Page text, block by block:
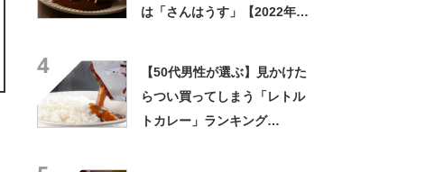
は「さんはうす」【2022年11
4
【50代男性が選ぶ】見かけた
らつい買ってしまう「レトル
トカレー」ランキング